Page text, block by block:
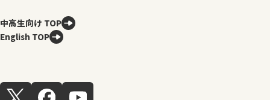
中高生向け TOP
English TOP